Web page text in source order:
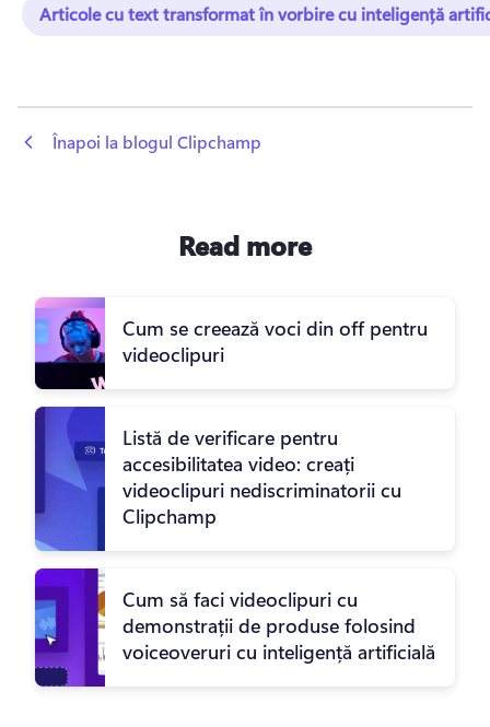
Articole cu text transformat în vorbire cu inteligență
Înapoi la blogul Clipchamp
Read more
Cum se creează voci din off pentru
videoclipuri
Listă de verificare pentru
accesibilitatea video: creați
videoclipuri nediscriminatorii cu
Clipchamp
Cum să faci videoclipuri cu
demonstrații de produse folosind
voiceoveruri cu inteligență artificială